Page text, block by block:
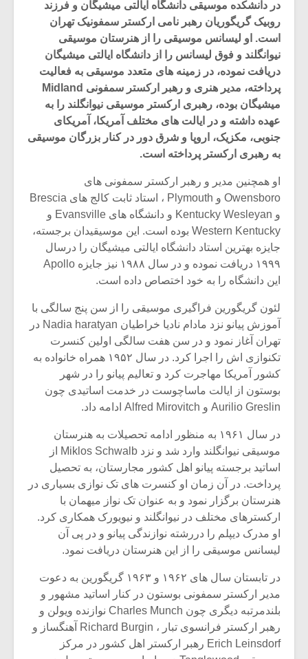
در دانشکده موسیقی دانشگاه ایالتی میشیگان و فرزند
روبیک گریگوریان رهبر نامی ارکستر سمفونیک تهران
است. او لیسانس موسیقی را از هنرستان موسیقی
نیوانگلند و فوق لیسانس را از دانشگاه ایالتی میشیگان
دریافت نموده، در زمینه های متعدد موسیقی به فعالیت
پرداخته، مدیر هنری و رهبر ارکستر سمفونی Midland
میشیگان بوده، رهبری ارکستر موسیقی نیوانگلند را به
عهده داشته و در ایالت های مختلف آمریکا، آمریکای
جنوبی، مکزیک، اروپا و شرق دور در کنار بزرگان موسیقی
به رهبری ارکستر پرداخته است.
او همچنین مدیر و رهبر ارکستر سمفونی های
Owensboro و Plymouth ، استاد ثابت کالج های Brescia
و Kentucky Wesleyan و دانشگاه های Evansville و
Western Kentucky بوده است. این موسیقیدان برجسته،
جایزه بهترین استاد دانشگاه ایالتی میشیگان را درسال
۱۹۹۹ دریافت نموده و در سال ۱۹۸۸ نیز جایزه Apollo
این دانشگاه را به خود اختصاص داده است.
لئون گریگورین فراگیری موسیقی را از سن پنج سالگی با
آموزش پیانو نزد مادام نادیا خراطیان Nadia haratyan در
تهران آغاز نمود و در سن هفت سالگی اولین کنسرت
تکنوازی اش را اجرا کرد. در سال ۱۹۵۲ همراه خانواده به
کشور آمریکا مهاجرت کرد و تعالیم پیانو را در شهر
بوستون از ایالت ماساچوست در خدمت اساتیدی چون
Aurilio Greslin و Alfred Mirovitch ادامه داد.
در سال ۱۹۶۱ به منظور ادامه تحصیلات به هنرستان
موسیقی نیوانگلند وارد شد و نزد Miklos Schwalb از
اساتید برجسته پیانو اهل کشور مجارستان، به تحصیل
پرداخت. در آن زمان او کنسرت های تک نوازی بسیاری در
هنرستان برگزار نمود و به عنوان تک نواز میهمان با
ارکسترهای مختلف در نیوانگلند و نیویورک همکاری کرد.
او مدرک دیپلم را دررشته نوازندگی پیانو و در پی آن
لیسانس موسیقی را از این هنرستان دریافت نمود.
در تابستان سال های ۱۹۶۲ و ۱۹۶۳ گریگورین به دعوت
مدیر ارکستر سمفونی بوستون در کنار اساتید مشهور و
بلندمرتبه دیگری چون Charles Munch نوازنده ویولن و
رهبر ارکستر فرانسوی تبار ، Richard Burgin آهنگساز و
Erich Leinsdorf رهبر ارکستر اهل کشور در مرکز
میکلوش روژا
یادداشتی بر موسیقی
متن فیلم «متری
اگر نمی توانی
مشهورترین باشی،
بدنام ترین باش
موریس ژار